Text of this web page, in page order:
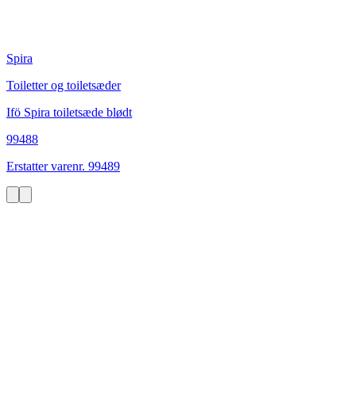
Spira
Toiletter og toiletsæder
Ifö Spira toiletsæde blødt
99488
Erstatter varenr. 99489